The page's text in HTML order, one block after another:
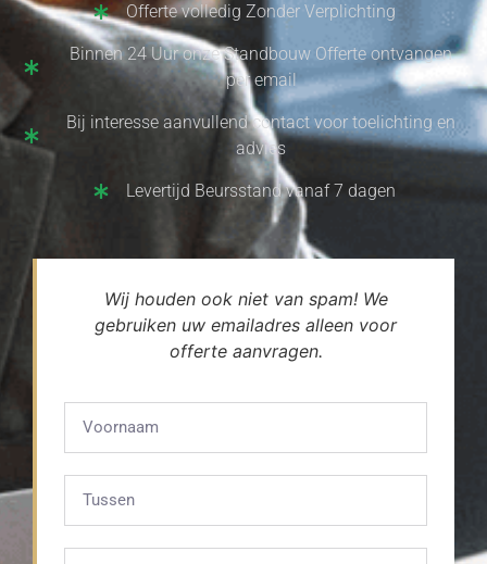
Offerte volledig Zonder Verplichting
Binnen 24 Uur onze Standbouw Offerte ontvangen
per email
Bij interesse aanvullend contact voor toelichting en
advies
Levertijd Beursstand vanaf 7 dagen
Wij houden ook niet van spam! We
gebruiken uw emailadres alleen voor
offerte aanvragen.